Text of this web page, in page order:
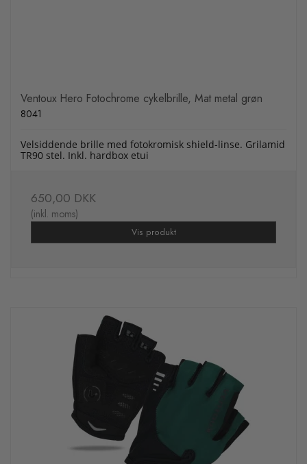
Ventoux Hero Fotochrome cykelbrille, Mat metal grøn
8041
Velsiddende brille med fotokromisk shield-linse. Grilamid
TR90 stel. Inkl. hardbox etui
650,00 DKK
(inkl. moms)
Vis produkt